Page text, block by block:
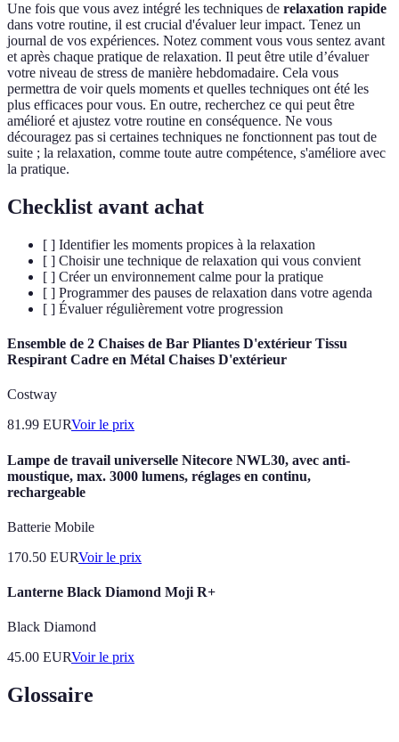
Une fois que vous avez intégré les techniques de relaxation rapide
dans votre routine, il est crucial d'évaluer leur impact. Tenez un
journal de vos expériences. Notez comment vous vous sentez avant
et après chaque pratique de relaxation. Il peut être utile d’évaluer
votre niveau de stress de manière hebdomadaire. Cela vous
permettra de voir quels moments et quelles techniques ont été les
plus efficaces pour vous. En outre, recherchez ce qui peut être
amélioré et ajustez votre routine en conséquence. Ne vous
découragez pas si certaines techniques ne fonctionnent pas tout de
suite ; la relaxation, comme toute autre compétence, s'améliore avec
la pratique.
Checklist avant achat
[ ] Identifier les moments propices à la relaxation
[ ] Choisir une technique de relaxation qui vous convient
[ ] Créer un environnement calme pour la pratique
[ ] Programmer des pauses de relaxation dans votre agenda
[ ] Évaluer régulièrement votre progression
Ensemble de 2 Chaises de Bar Pliantes D'extérieur Tissu
Respirant Cadre en Métal Chaises D'extérieur
Costway
81.99 EURVoir le prix
Lampe de travail universelle Nitecore NWL30, avec anti-
moustique, max. 3000 lumens, réglages en continu,
rechargeable
Batterie Mobile
170.50 EURVoir le prix
Lanterne Black Diamond Moji R+
Black Diamond
45.00 EURVoir le prix
Glossaire